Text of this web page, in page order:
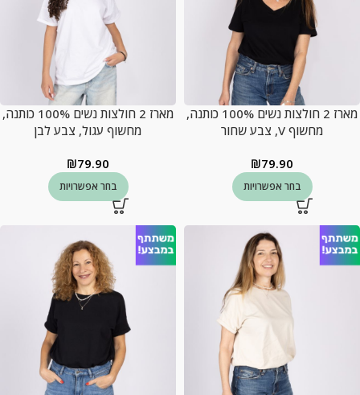
מארז 2 חולצות נשים 100% כותנה,
מחשוף V, צבע שחור
₪79.90
בחר אפשרויות
מארז 2 חולצות נשים 100% כותנה,
מחשוף עגול, צבע לבן
₪79.90
בחר אפשרויות